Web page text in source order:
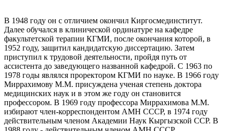
В 1948 году он с отличием окончил Киргосмединститут.
Далее обучался в клинической ординатуре на кафедре
факультетской терапии КГМИ, после окончания которой, в
1952 году, защитил кандидатскую диссертацию. Затем
приступил к трудовой деятельности, пройдя путь от
ассистента до заведующего названной кафедрой. С 1963 по
1978 годы являлся проректором КГМИ по науке. В 1966 году
Миррахимову М.М. присуждена ученая степень доктора
медицинских наук и в этом же году он становится
профессором. В 1969 году профессора Миррахимова М.М.
избирают член-корреспондентом АМН СССР, в 1974 году
действительным членом Академии Наук Кыргызской ССР. В